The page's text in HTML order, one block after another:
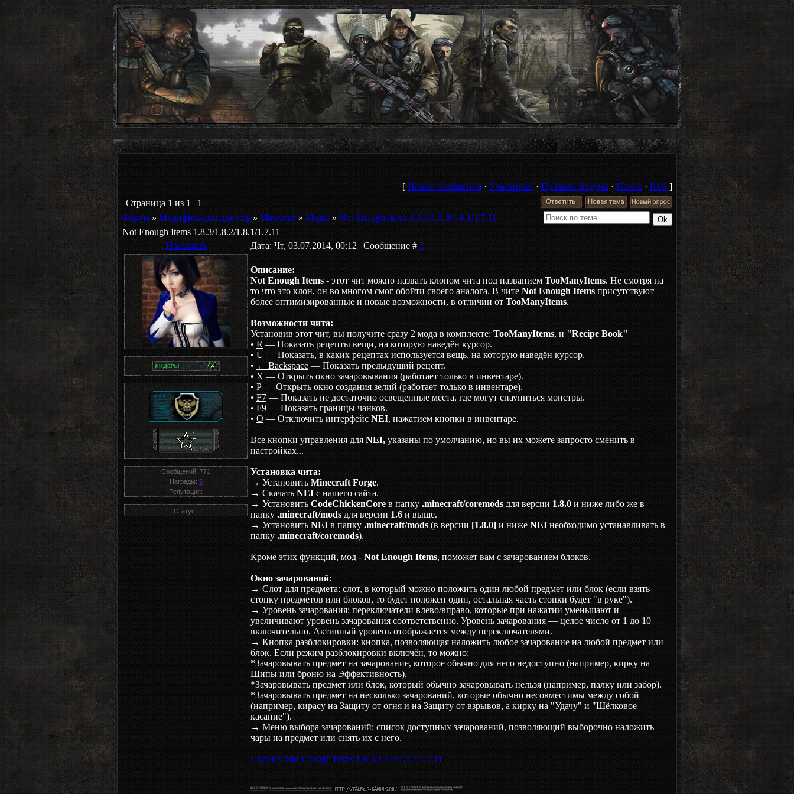
[ Новые сообщения · Участники · Правила форума · Поиск · RSS ]
Страница 1 из 1
1
Форум » Модификации для игр » Minecraft » Моды » Not Enough Items 1.8.3/1.8.2/1.8.1/1.7.11
Not Enough Items 1.8.3/1.8.2/1.8.1/1.7.11
Hardtmuth
Дата: Чт, 03.07.2014, 00:12 | Сообщение # 1
Сообщений: 771
Награды: 5
Репутация:
Статус:
Описание:
Not Enough Items - этот чит можно назвать клоном чита под названием TooManyItems. Не смотря на
то что это клон, он во многом смог обойти своего аналога. В чите Not Enough Items присутствуют
более оптимизированные и новые возможности, в отличии от TooManyItems.
Возможности чита:
Установив этот чит, вы получите сразу 2 мода в комплекте: TooManyItems, и "Recipe Book"
• R — Показать рецепты вещи, на которую наведён курсор.
• U— Показать, в каких рецептах используется вещь, на которую наведён курсор.
• ← Backspace — Показать предыдущий рецепт.
• X — Открыть окно зачаровывания (работает только в инвентаре).
• P — Открыть окно создания зелий (работает только в инвентаре).
• F7— Показать не достаточно освещенные места, где могут спауниться монстры.
• F9— Показать границы чанков.
• O — Отключить интерфейс NEI, нажатием кнопки в инвентаре.
Все кнопки управления для NEI, указаны по умолчанию, но вы их можете запросто сменить в
настройках...
Установка чита:
→ Установить Minecraft Forge.
→ Скачать NEI с нашего сайта.
→ Установить CodeChickenCore в папку .minecraft/сoremods для версии 1.8.0 и ниже либо же в
папку .minecraft/mods для версии 1.6 и выше.
→ Установить NEI в папку .minecraft/mods (в версии [1.8.0] и ниже NEI необходимо устанавливать в
папку .minecraft/coremods).
Кроме этих функций, мод - Not Enough Items, поможет вам с зачарованием блоков.
Окно зачарований:
→ Слот для предмета: слот, в который можно положить один любой предмет или блок (если взять
стопку предметов или блоков, то будет положен один, остальная часть стопки будет "в руке").
→ Уровень зачарования: переключатели влево/вправо, которые при нажатии уменьшают и
увеличивают уровень зачарования соответственно. Уровень зачарования — целое число от 1 до 10
включительно. Активный уровень отображается между переключателями.
→ Кнопка разблокировки: кнопка, позволяющая наложить любое зачарование на любой предмет или
блок. Если режим разблокировки включён, то можно:
*Зачаровывать предмет на зачарование, которое обычно для него недоступно (например, кирку на
Шипы или броню на Эффективность).
*Зачаровывать предмет или блок, который обычно зачаровывать нельзя (например, палку или забор).
*Зачаровывать предмет на несколько зачарований, которые обычно несовместимы между собой
(например, кирасу на Защиту от огня и на Защиту от взрывов, а кирку на "Удачу" и "Шёлковое
касание").
→ Меню выбора зачарований: список доступных зачарований, позволяющий выборочно наложить
чары на предмет или снять их с него.
Скачать Not Enough Items 1.8.3/1.8.2/1.8.1/1.7.11